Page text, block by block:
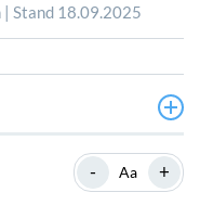
| Stand 18.09.2025
- Aa +